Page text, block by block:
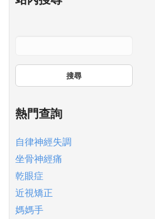
搜尋
熱門查詢
自律神經失調
坐骨神經痛
乾眼症
近視矯正
媽媽手